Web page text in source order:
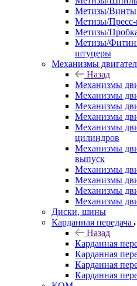
Метизы/Винты
Метизы/Пресс-
Метизы/
Метизы/
штуцеры
Механизмы
Назад
Механизмы
Механизмы
Механизмы
Механизмы
Механизмы
цилиндров
Механизмы
выпуск
Механизмы
Механизмы
Механизмы
Механизмы
Диски, шины
Карданная передача
Назад
Карданная
Карданная
Карданная
Карданная